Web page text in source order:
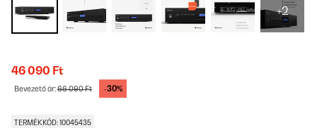
+2
46 090 Ft
Bevezető ár:66 090 Ft -30%
TERMÉKKÓD: 10045435